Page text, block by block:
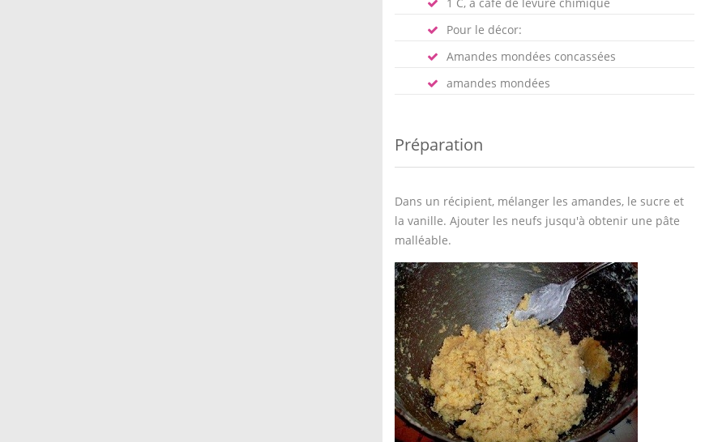
Pour le décor:
Amandes mondées concassées
amandes mondées
Préparation
Dans un récipient, mélanger les amandes, le sucre et
la vanille. Ajouter les neufs jusqu'à obtenir une pâte
malléable.
Former des petites boules de 3 cm de
diamètre. Les plonger dans les blancs
d'oeufs battus puis dans les amandes
concassées. Ajouterune amandes mondées
sur chaque boule.
Disposer sur un plat 1 C, à saupoudré de
farine.
Mettre à cuire les M'chewek au four à